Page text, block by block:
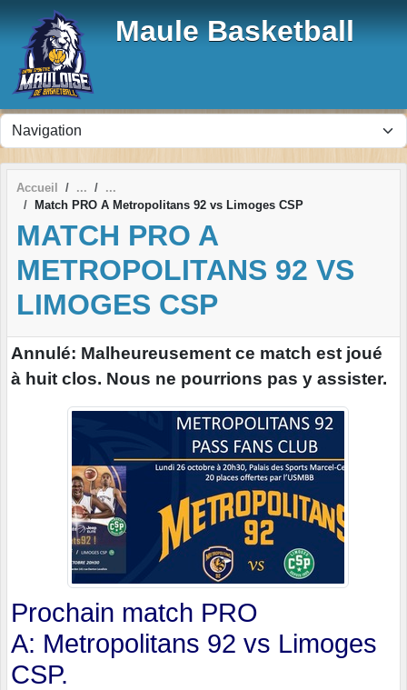
Maule Basketball
Accueil
Match PRO A Metropolitans 92 vs Limoges CSP
MATCH PRO A
METROPOLITANS 92 VS
LIMOGES CSP
Annulé: Malheureusement ce match est joué
à huit clos. Nous ne pourrions pas y assister.
Prochain match PRO
A: Metropolitans 92 vs Limoges
CSP.
Panneau de gestion des cookies